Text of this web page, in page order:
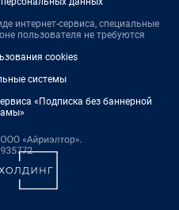
интернет-сервиса, специальные
пользователя не требуются
cookies
системы
«Подписка без баннерной